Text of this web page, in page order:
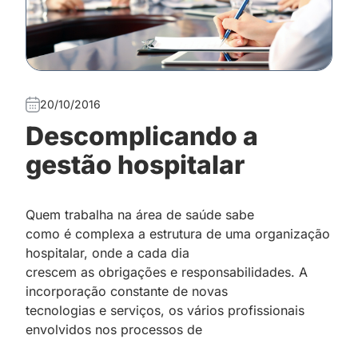
20/10/2016
Descomplicando a
gestão hospitalar
Quem trabalha na área de saúde sabe
como é complexa a estrutura de uma organização
hospitalar, onde a cada dia
crescem as obrigações e responsabilidades. A
incorporação constante de novas
tecnologias e serviços, os vários profissionais
envolvidos nos processos de